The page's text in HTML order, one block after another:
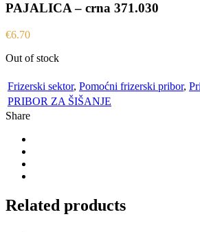
PAJALICA – crna 371.030
€6.70
Out of stock
Frizerski sektor, Pomoćni frizerski pribor,
PRIBOR ZA ŠIŠANJE
Share
Related products